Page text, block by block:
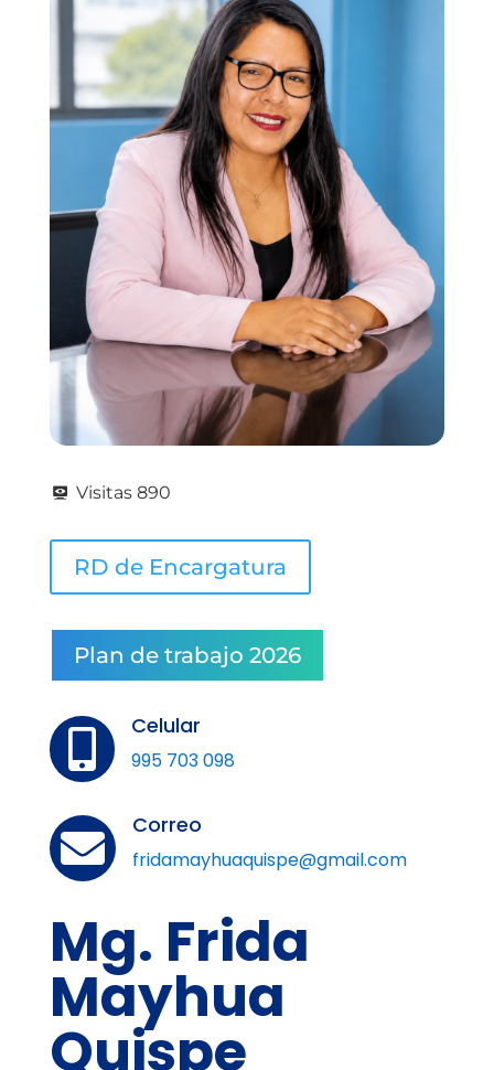
Visitas 890
RD de Encargatura
Plan de trabajo 2026

Celular
995 703 098

Correo
fridamayhuaquispe@gmail.com
Mg. Frida
Mayhua
Quispe